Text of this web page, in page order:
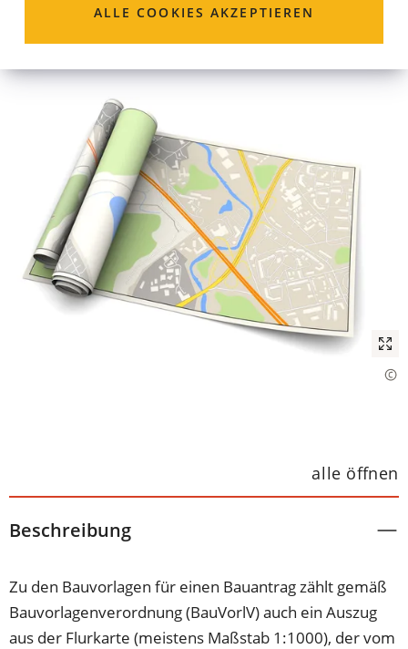
ALLE COOKIES AKZEPTIEREN
Digitalisierung, Breitband und Vermessung
alle öffnen
Beschreibung
Zu den Bauvorlagen für einen Bauantrag zählt gemäß
Bauvorlagenverordnung (BauVorlV) auch ein Auszug
aus der Flurkarte (meistens Maßstab 1:1000), der vom